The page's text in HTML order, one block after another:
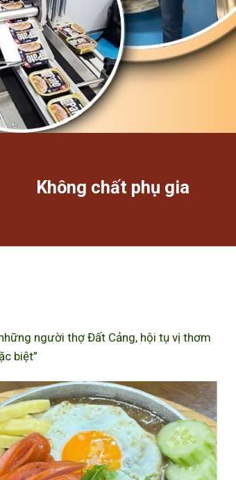
Không chất phụ gia
người thợ Đất Cảng, hội tụ vị thơm
biệt”